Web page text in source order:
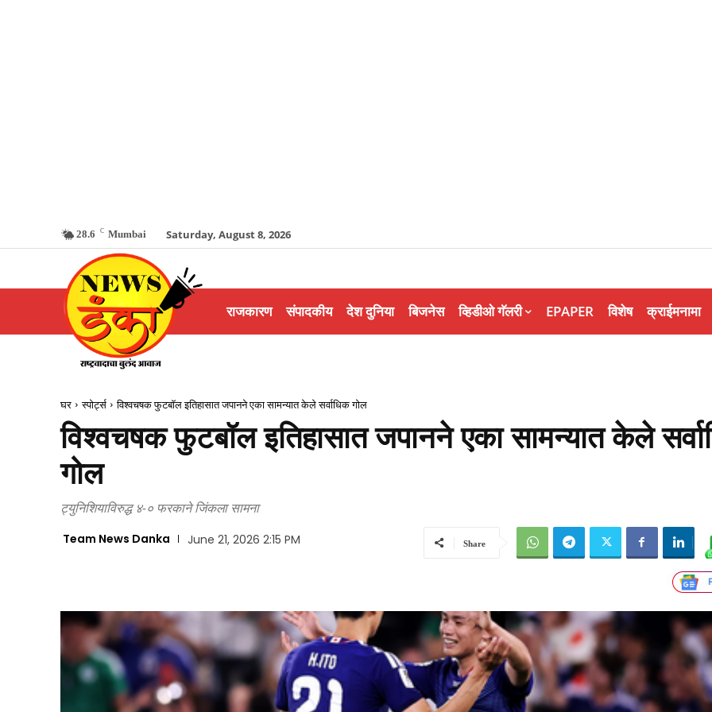
28.6 C Mumbai Saturday, August 8, 2026
राजकारण संपादकीय देश दुनिया बिजनेस व्हिडीओ गॅलरी EPAPER विशेष क्राईमनामा
घर स्पोर्ट्स विश्वचषक फुटबॉल इतिहासात जपानने एका सामन्यात केले सर्वाधिक गोल
विश्वचषक फुटबॉल इतिहासात जपानने एका सामन्यात केले
गोल
ट्युनिशियाविरुद्ध ४-० फरकाने जिंकला सामना
Team News Danka June 21, 2026 2:15 PM Share